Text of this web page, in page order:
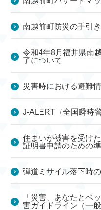
南越前町防災の手引
令和4年8月福井県南
了について
災害時における避難
J-ALERT（全国瞬時
住まいが被害を受け
証明書申請のための準
弾道ミサイル落下時
「災害、あなたとペ
害ガイドライン（一